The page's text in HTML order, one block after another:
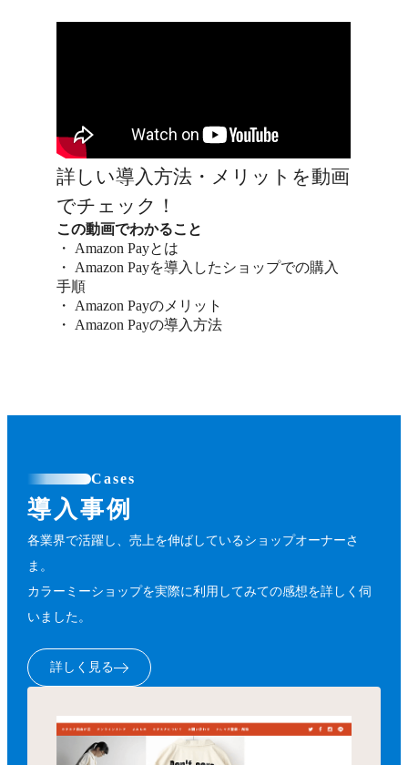
詳しい導入方法・メリットを動画
でチェック！
この動画でわかること
・ Amazon Payとは
・ Amazon Payを導入したショップでの購入
手順
・ Amazon Payのメリット
・ Amazon Payの導入方法
Cases
導入事例
各業界で活躍し、売上を伸ばしているショップオーナーさ
ま。
カラーミーショップを実際に利用してみての感想を詳しく伺
いました。
詳しく見る